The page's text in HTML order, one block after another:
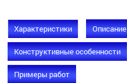
Характеристики Описание
Конструктивные особенности
Примеры работ